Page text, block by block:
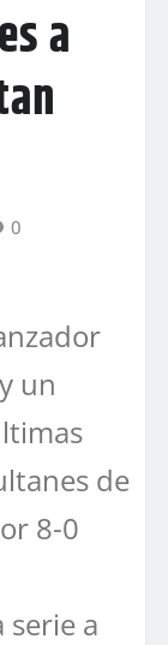
a
0
un
de
8-0
serie a